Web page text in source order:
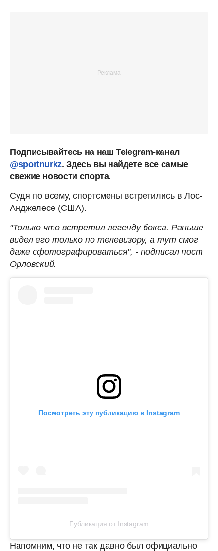
Подписывайтесь на наш Telegram-канал
@sportnurkz. Здесь вы найдете все самые
свежие новости спорта.
Судя по всему, спортсмены встретились в Лос-
Анджелесе (США).
"Только что встретил легенду бокса. Раньше
видел его только по телевизору, а тут смог
даже сфотографироваться", - подписал пост
Орловский.
Посмотреть эту публикацию в Instagram
Публикация от Instagram
Напомним, что не так давно был официально